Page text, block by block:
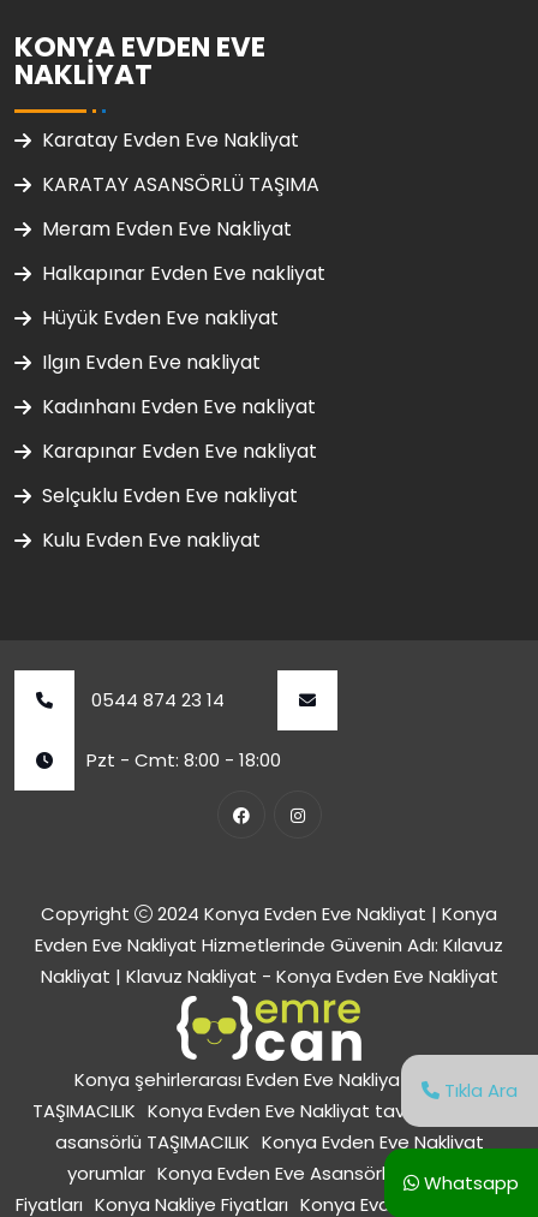
Tıkla Ara
Whatsapp
KONYA EVDEN EVE
NAKLIYAT
Karatay Evden Eve Nakliyat
KARATAY ASANSÖRLÜ TAŞIMA
Meram Evden Eve Nakliyat
Halkapınar Evden Eve nakliyat
Hüyük Evden Eve nakliyat
Ilgın Evden Eve nakliyat
Kadınhanı Evden Eve nakliyat
Karapınar Evden Eve nakliyat
Selçuklu Evden Eve nakliyat
Kulu Evden Eve nakliyat
0544 874 23 14
Pzt - Cmt: 8:00 - 18:00
Copyright 2024 Konya Evden Eve Nakliyat | Konya
Evden Eve Nakliyat Hizmetlerinde Güvenin Adı: Kılavuz
Nakliyat | Klavuz Nakliyat - Konya Evden Eve Nakliyat
Konya şehirlerarası Evden Eve Nakliyat
Konya
TAŞIMACILIK Konya Evden Eve Nakliyat tavsiye
asansörlü TAŞIMACILIK Konya Evden Eve Nakliyat
yorumlar Konya Evden Eve Asansörlü Nakliyat
Fiyatları Konya Nakliye Fiyatları Konya Evden Eve Nakliyat